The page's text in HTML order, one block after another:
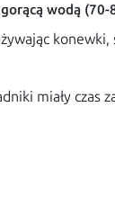
gorącą wodą (70-
miały czas